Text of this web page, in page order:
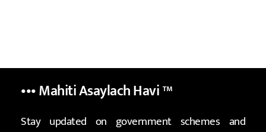
••• Mahiti Asaylach Havi™
Stay updated on government schemes and